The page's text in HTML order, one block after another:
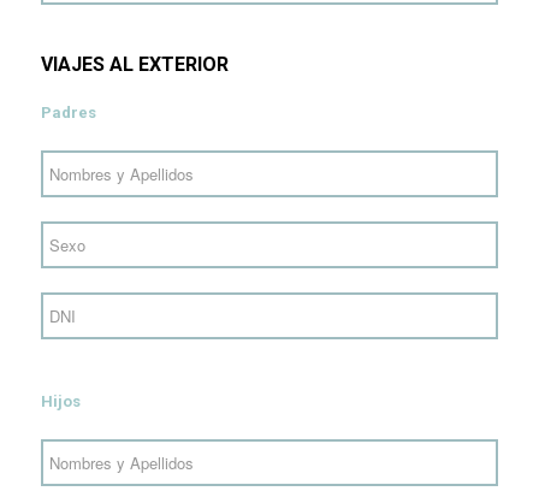
VIAJES AL EXTERIOR
Padres
Hijos